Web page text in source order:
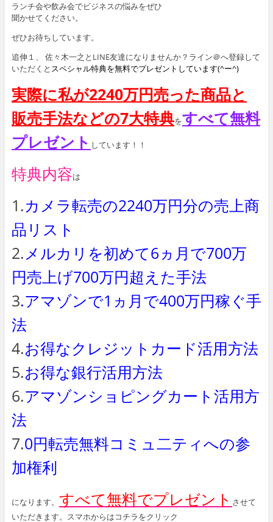
ランチ会や飲み会でビジネスの悩みをぜひ
聞かせてください。
ぜひお待ちしています。
追伸１、 佐々木一之とLINE友達になりませんか？ライン＠へ登録して
いただくと スペシャル特典を無料でプレゼントしています(^ー^)
実際に私が2240万円売った商品と
販売手法などの7大特典をすべて無料
プレゼント しています！！
特典内容は
1.カメラ転売の2240万円分の売上商
品リスト
2.メルカリを初めて6ヵ月で700万
円売上げ700万円超えた手法
3.アマゾンで1ヵ月で400万円稼ぐ手
法
4.お得なクレジットカード活用方法
5.お得な銀行活用方法
6.アマゾンショピングカート活用方
法
7.0円転売無料コミュ二ティへの参
加権利
になります。 すべて無料でプレゼント させて
いただきます。スマホからはコチラをクリック